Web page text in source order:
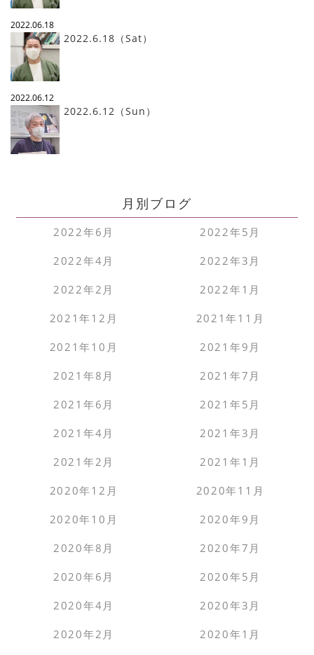
2022.06.18
2022.6.18（Sat）
2022.06.12
2022.6.12（Sun）
月別ブログ
2022年6月 2022年5月
2022年4月 2022年3月
2022年2月 2022年1月
2021年12月 2021年11月
2021年10月 2021年9月
2021年8月 2021年7月
2021年6月 2021年5月
2021年4月 2021年3月
2021年2月 2021年1月
2020年12月 2020年11月
2020年10月 2020年9月
2020年8月 2020年7月
2020年6月 2020年5月
2020年4月 2020年3月
2020年2月 2020年1月